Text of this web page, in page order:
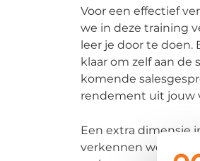
Voor een effectief
we in deze training
leer je door te doen.
klaar om zelf aan de
komende
rendement uit jouw
Een extra dimensie
verkennen we hoe